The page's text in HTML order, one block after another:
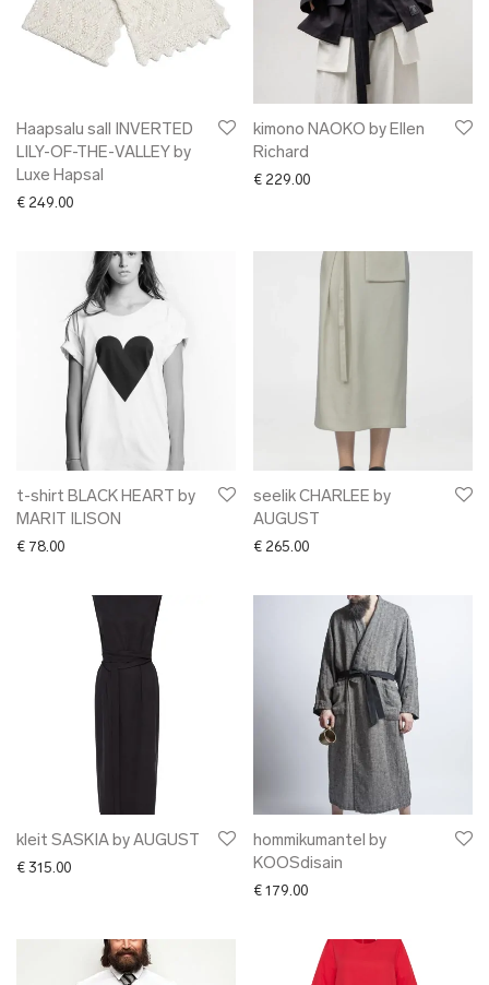
Haapsalu sall INVERTED
LILY-OF-THE-VALLEY by
Luxe Hapsal
€ 249.00
kimono NAOKO by Ellen
Richard
€ 229.00
t-shirt BLACK HEART by
MARIT ILISON
€ 78.00
seelik CHARLEE by
AUGUST
€ 265.00
kleit SASKIA by AUGUST
€ 315.00
hommikumantel by
KOOSdisain
€ 179.00